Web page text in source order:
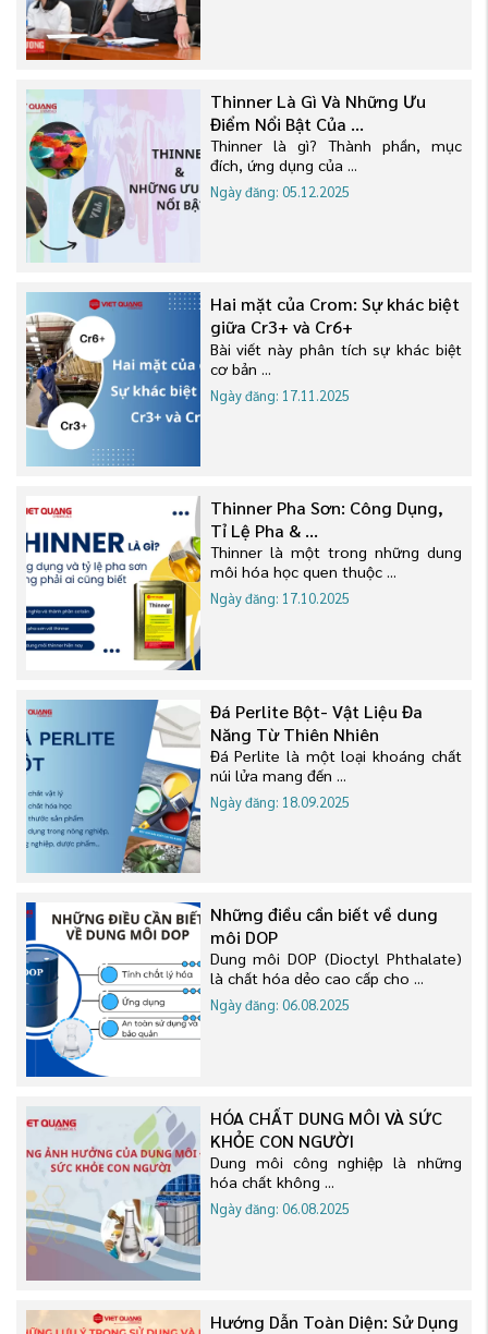
Thinner Là Gì Và Những Ưu
Điểm Nổi Bật Của ...
Thinner là gì? Thành phần, mục
đích, ứng dụng của ...
Ngày đăng: 05.12.2025
Hai mặt của Crom: Sự khác biệt
giữa Cr3+ và Cr6+
Bài viết này phân tích sự khác biệt
cơ bản ...
Ngày đăng: 17.11.2025
Thinner Pha Sơn: Công Dụng,
Tỉ Lệ Pha & ...
Thinner là một trong những dung
môi hóa học quen thuộc ...
Ngày đăng: 17.10.2025
Đá Perlite Bột- Vật Liệu Đa
Năng Từ Thiên Nhiên
Đá Perlite là một loại khoáng chất
núi lửa mang đến ...
Ngày đăng: 18.09.2025
Những điều cần biết về dung
môi DOP
Dung môi DOP (Dioctyl Phthalate)
là chất hóa dẻo cao cấp cho ...
Ngày đăng: 06.08.2025
HÓA CHẤT DUNG MÔI VÀ SỨC
KHỎE CON NGƯỜI
Dung môi công nghiệp là những
hóa chất không ...
Ngày đăng: 06.08.2025
Hướng Dẫn Toàn Diện: Sử Dụng